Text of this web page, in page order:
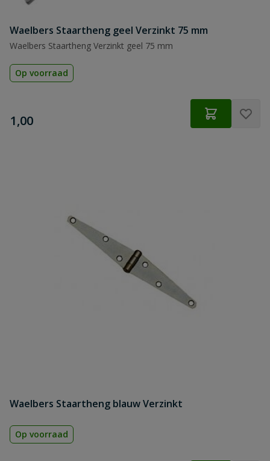
Waelbers Staartheng geel Verzinkt 75 mm
Waelbers Staartheng Verzinkt geel 75 mm
Op voorraad
€
1,00
Waelbers Staartheng blauw Verzinkt
Op voorraad